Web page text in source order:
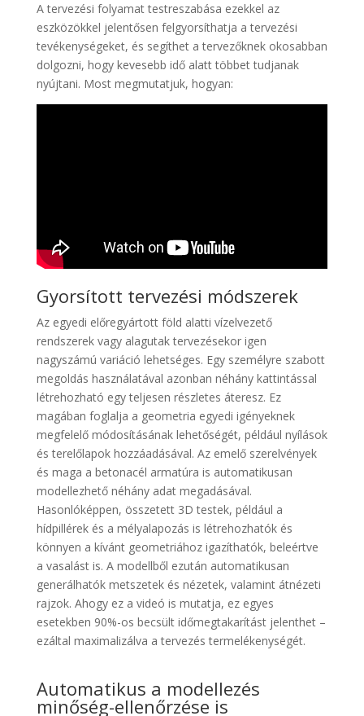
A tervezési folyamat testreszabása ezekkel az
eszközökkel jelentősen felgyorsíthatja a tervezési
tevékenységeket, és segíthet a tervezőknek okosabban
dolgozni, hogy kevesebb idő alatt többet tudjanak
nyújtani. Most megmutatjuk, hogyan:
Gyorsított tervezési módszerek
Az egyedi előregyártott föld alatti vízelvezető
rendszerek vagy alagutak tervezésekor igen
nagyszámú variáció lehetséges. Egy személyre szabott
megoldás használatával azonban néhány kattintással
létrehozható egy teljesen részletes áteresz. Ez
magában foglalja a geometria egyedi igényeknek
megfelelő módosításának lehetőségét, például nyílások
és terelőlapok hozzáadásával. Az emelő szerelvények
és maga a betonacél armatúra is automatikusan
modellezhető néhány adat megadásával.
Hasonlóképpen, összetett 3D testek, például a
hídpillérek és a mélyalapozás is létrehozhatók és
könnyen a kívánt geometriához igazíthatók, beleértve
a vasalást is. A modellből ezután automatikusan
generálhatók metszetek és nézetek, valamint átnézeti
rajzok. Ahogy ez a videó is mutatja, ez egyes
esetekben 90%-os becsült időmegtakarítást jelenthet –
ezáltal maximalizálva a tervezés termelékenységét.
Automatikus a modellezés
minőség-ellenőrzése is